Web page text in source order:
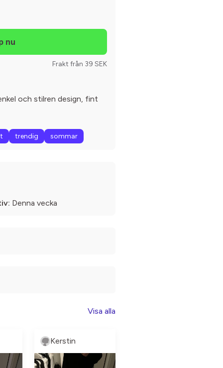
Frakt från 39 SEK
och stilren design, fint
trendig sommar
Denna vecka
Visa alla
Kerstin